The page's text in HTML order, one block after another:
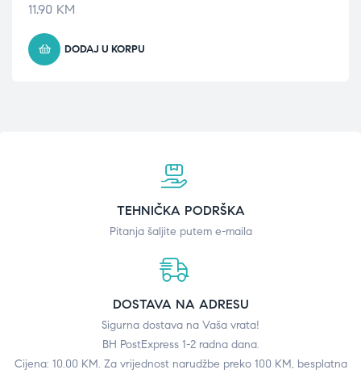
11.90 KM
DODAJ U KORPU
TEHNIČKA PODRŠKA
Pitanja šaljite putem e-maila
DOSTAVA NA ADRESU
Sigurna dostava na Vaša vrata!
BH PostExpress 1-2 radna dana.
Cijena: 10.00 KM. Za vrijednost narudžbe preko 100 KM, besplatna